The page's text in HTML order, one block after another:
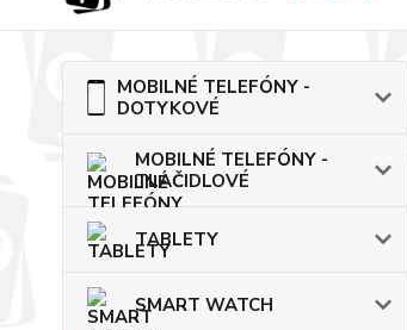
MOBILNÉ TELEFÓNY -
DOTYKOVÉ
MOBILNÉ TELEFÓNY -
TLAČIDLOVÉ
TABLETY
SMART WATCH